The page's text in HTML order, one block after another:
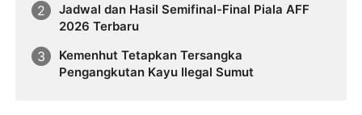
Jadwal dan Hasil Semifinal-Final Piala AFF
2026 Terbaru
Kemenhut Tetapkan Tersangka
Pengangkutan Kayu Ilegal Sumut